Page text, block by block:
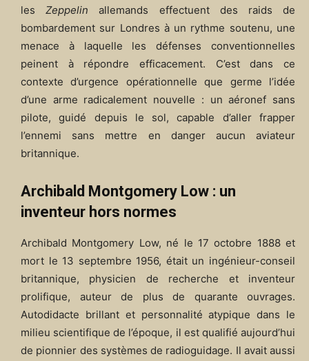
lesZeppelin allemands effectuent des raids de
bombardement sur Londres à un rythme soutenu, une
menace à laquelle les défenses conventionnelles
peinent à répondre efficacement. C’est dans ce
contexte d’urgence opérationnelle que germe l’idée
d’une arme radicalement nouvelle : un aéronef sans
pilote, guidé depuis le sol, capable d’aller frapper
l’ennemi sans mettre en danger aucun aviateur
britannique.
Archibald Montgomery Low : un
inventeur hors normes
Archibald Montgomery Low, né le 17 octobre 1888 et
mort le 13 septembre 1956, était un ingénieur-conseil
britannique, physicien de recherche et inventeur
prolifique, auteur de plus de quarante ouvrages.
Autodidacte brillant et personnalité atypique dans le
milieu scientifique de l’époque, il est qualifié aujourd’hui
de pionnier des systèmes de radioguidage. Il avait aussi